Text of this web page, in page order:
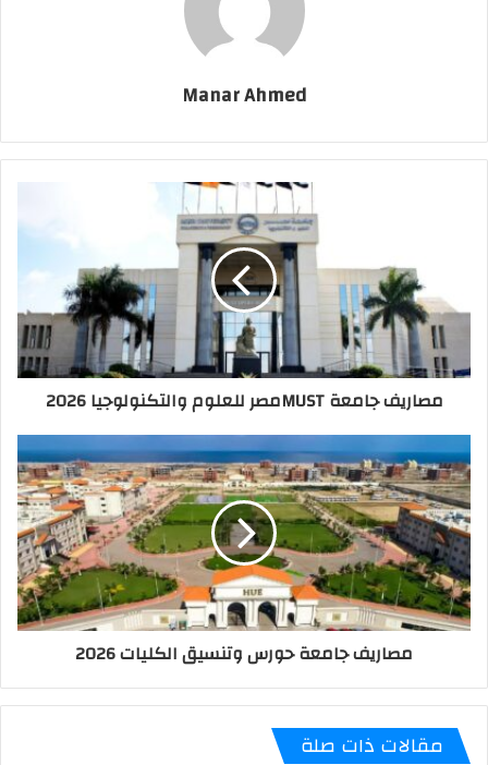
Manar Ahmed
مصاريف جامعة MUSTمصر للعلوم والتكنولوجيا 2026
مصاريف جامعة حورس وتنسيق الكليات 2026
مقالات ذات صلة